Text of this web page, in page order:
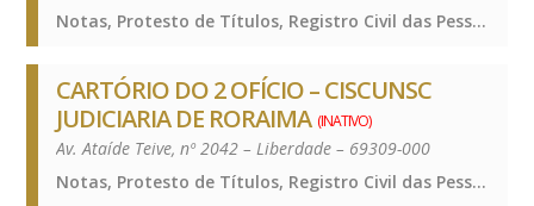
Notas, Protesto de Títulos, Registro Civil das Pessoas Naturais e de Interdições e Tutelas, Registro de Títulos e Documentos e Civis das Pessoas Jurídicas, Notas, Protesto de Títulos, Registro Civil das Pessoas Naturais e de Interdições e Tutelas, Registro de Títulos e Documentos e Civis das Pessoas Jurídicas, Notas, Protesto de Títulos, Registro Civil das Pessoas Naturais e de Interdições e Tutelas, Registro de Títulos e Documentos e Civis das Pessoas Jurídicas
CARTÓRIO DO 2 OFÍCIO – CISCUNSC
JUDICIARIA DE RORAIMA (INATIVO)
Av. Ataíde Teive, nº 2042 – Liberdade – 69309-000
Notas, Protesto de Títulos, Registro Civil das Pessoas Naturais e de Interdições e Tutelas, Registro de Títulos e Documentos e Civis das Pessoas Jurídicas, Notas, Protesto de Títulos, Registro Civil das Pessoas Naturais e de Interdições e Tutelas, Registro de Títulos e Documentos e Civis das Pessoas Jurídicas, Notas, Protesto de Títulos, Registro Civil das Pessoas Naturais e de Interdições e Tutelas, Registro de Títulos e Documentos e Civis das Pessoas Jurídicas